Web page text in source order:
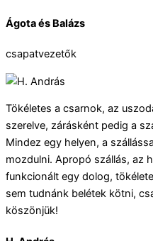
Ágota és Balázs
csapatvezetők
Tökéletes a csarnok, az
szerelve, zárásként pedig a
Mindez egy helyen, a
mozdulni. Apropó szállás, az
funkcionált egy dolog,
sem tudnánk belétek kötni,
köszönjük!